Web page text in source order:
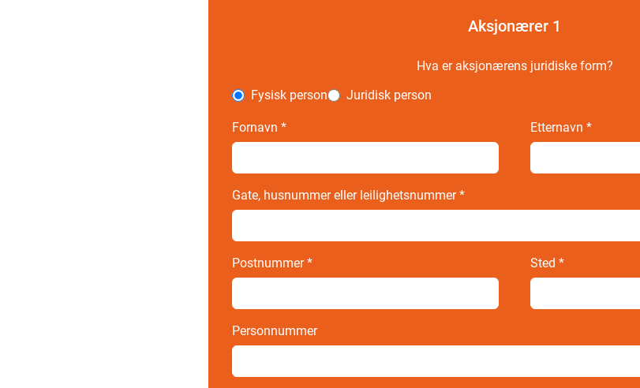
Aksjonærer 1
Hva er aksjonærens juridiske form?
Fysisk person
Juridisk person
Fornavn * Etternavn*
Gate, husnummer eller leilighetsnummer*
Postnummer* Sted*
Personnummer